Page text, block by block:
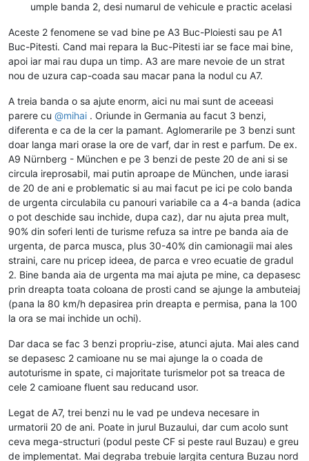
umple banda 2, desi numarul de vehicule e practic acelasi
Aceste 2 fenomene se vad bine pe A3 Buc-Ploiesti sau pe A1
Buc-Pitesti. Cand mai repara la Buc-Pitesti iar se face mai bine,
apoi iar mai rau dupa un timp. A3 are mare nevoie de un strat
nou de uzura cap-coada sau macar pana la nodul cu A7.
A treia banda o sa ajute enorm, aici nu mai sunt de aceeasi
parere cu @mihai . Oriunde in Germania au facut 3 benzi,
diferenta e ca de la cer la pamant. Aglomerarile pe 3 benzi sunt
doar langa mari orase la ore de varf, dar in rest e parfum. De ex.
A9 Nürnberg - München e pe 3 benzi de peste 20 de ani si se
circula ireprosabil, mai putin aproape de München, unde iarasi
de 20 de ani e problematic si au mai facut pe ici pe colo banda
de urgenta circulabila cu panouri variabile ca a 4-a banda (adica
o pot deschide sau inchide, dupa caz), dar nu ajuta prea mult,
90% din soferi lenti de turisme refuza sa intre pe banda aia de
urgenta, de parca musca, plus 30-40% din camionagii mai ales
straini, care nu pricep ideea, de parca e vreo ecuatie de gradul
2. Bine banda aia de urgenta ma mai ajuta pe mine, ca depasesc
prin dreapta toata coloana de prosti cand se ajunge la ambuteiaj
(pana la 80 km/h depasirea prin dreapta e permisa, pana la 100
la ora se mai inchide un ochi).
Dar daca se fac 3 benzi propriu-zise, atunci ajuta. Mai ales cand
se depasesc 2 camioane nu se mai ajunge la o coada de
autoturisme in spate, ci majoritate turismelor pot sa treaca de
cele 2 camioane fluent sau reducand usor.
Legat de A7, trei benzi nu le vad pe undeva necesare in
urmatorii 20 de ani. Poate in jurul Buzaului, dar cum acolo sunt
ceva mega-structuri (podul peste CF si peste raul Buzau) e greu
de implementat. Mai degraba trebuie largita centura Buzau nord